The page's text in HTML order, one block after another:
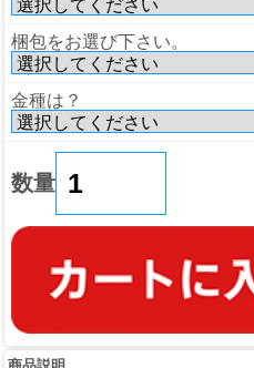
梱包をお選び下さい。
金種は？
数量
商品説明